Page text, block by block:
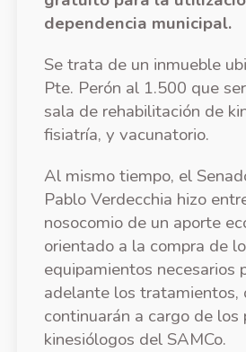
dependencia municipal.
Se trata de un inmueble
Pte. Perón al 1.500 que
sala de rehabilitación de
fisiatría, y vacunatorio.
Al mismo tiempo, el
Pablo Verdecchia hizo
nosocomio de un aporte
orientado a la compra de
equipamientos necesarios
adelante los tratamientos,
continuarán a cargo de los
kinesiólogos del SAMCo.